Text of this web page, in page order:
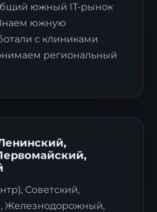
южный IT-рынок
южную
с клиниками
региональный
Советский,
Железнодорожный,